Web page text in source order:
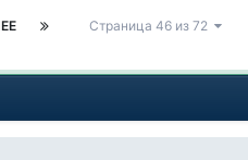
Страница 46 из 72